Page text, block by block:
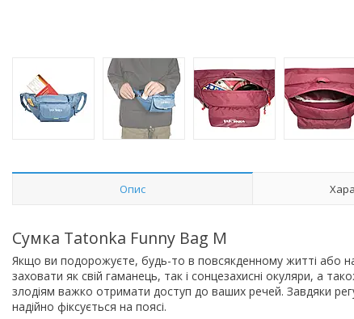
Опис
Сумка Tatonka Funny Bag M
Якщо ви подорожуєте, будь-то в повсякденному житті або
заховати як свій гаманець, так і сонцезахисні окуляри, а
злодіям важко отримати доступ до ваших речей. Завдяки
надійно фіксується на поясі.